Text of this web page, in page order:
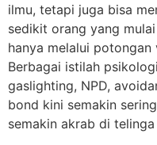
ilmu, tetapi juga bisa
sedikit orang yang
hanya melalui
Berbagai istilah
gaslighting, NPD,
bond kini semakin
semakin akrab di